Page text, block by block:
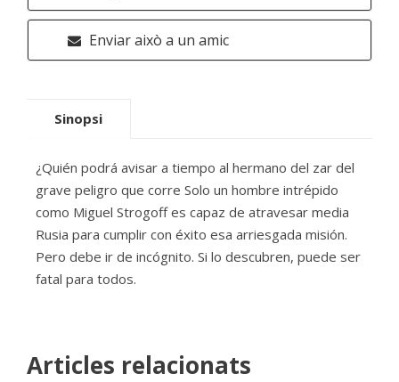
Enviar això a un amic
Sinopsi
¿Quién podrá avisar a tiempo al hermano del zar del
grave peligro que corre Solo un hombre intrépido
como Miguel Strogoff es capaz de atravesar media
Rusia para cumplir con éxito esa arriesgada misión.
Pero debe ir de incógnito. Si lo descubren, puede ser
fatal para todos.
Articles relacionats